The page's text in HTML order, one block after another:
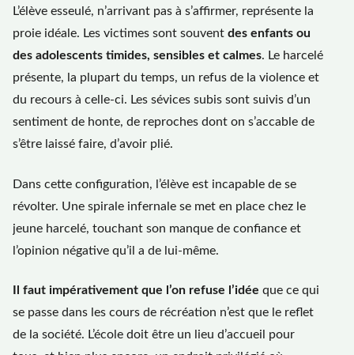
L’élève esseulé, n’arrivant pas à s’affirmer, représente la
proie idéale. Les victimes sont souvent des enfants ou
des adolescents timides, sensibles et calmes. Le harcelé
présente, la plupart du temps, un refus de la violence et
du recours à celle-ci. Les sévices subis sont suivis d’un
sentiment de honte, de reproches dont on s’accable de
s’être laissé faire, d’avoir plié.
Dans cette configuration, l’élève est incapable de se
révolter. Une spirale infernale se met en place chez le
jeune harcelé, touchant son manque de confiance et
l’opinion négative qu’il a de lui-même.
Il faut impérativement que l’on refuse l’idée que ce qui
se passe dans les cours de récréation n’est que le reflet
de la société. L’école doit être un lieu d’accueil pour